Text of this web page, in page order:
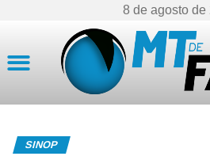
8 de agosto de
SINOP